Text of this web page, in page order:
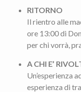
RITORNO
Il rientro alle
ore 13:00 di
per chi vorrà,
A CHI E’
Un’esperienza
esperienza di